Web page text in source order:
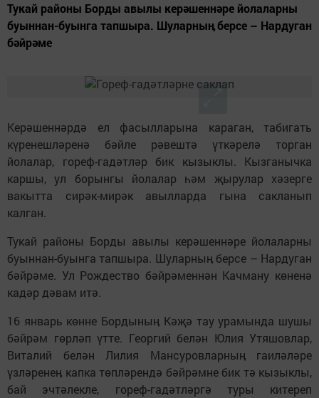
Тукай районы Борды авылы керәшеннәре йолаларны
буыннан-буынга тапшыра. Шуларныӊ берсе – Нардуган
бәйрәме
Керәшеннәрдә ел фасылларына караган, табигать
күренешләренә бәйле рәвештә үткәрелә торган
йолалар, гореф-гадәтләр бик кызыклы. Кызганычка
каршы, ул борынгы йолалар һәм җырулар хәзерге
вакытта сирәк-мирәк авылларда гына сакланып
калган.
Тукай районы Борды авылы керәшеннәре йолаларны
буыннан-буынга тапшыра. Шуларныӊ берсе – Нардуган
бәйрәме. Ул Рождество бәйрәменнән Качману көненә
кадәр дәвам итә.
16 январь көнне Бордыныӊ Кәҗә тау урамында шушы
бәйрәм гөрләп үтте. Георгий белән Юлия Утяшовлар,
Виталий белән Лилия Мансуровларныӊ гаиләләре
үзләренеӊ капка төпләрендә бәйрәмне бик тә кызыклы,
бай эчтәлекле, гореф-гадәтләргә туры китереп